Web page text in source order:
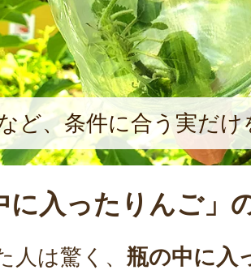
ど、条件に合う実だけ
に入ったりんご」
人は驚く、 瓶の中に入